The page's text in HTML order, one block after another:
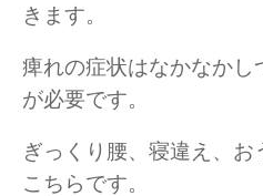
きます。
痺れの症状はなかなかし
が必要です。
ぎっくり腰、寝違え、
こちらです。